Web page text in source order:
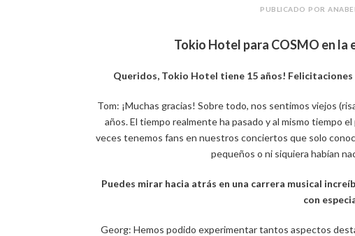
PUBLICADO POR
Tokio Hotel para COSMO en
Queridos, Tokio Hotel tiene 15 años!
Tom: ¡Muchas gracias! Sobre todo, nos sentimos viejos
años. El tiempo realmente ha pasado y al mismo tiempo
veces tenemos fans en nuestros conciertos que solo
pequeños o ni siquiera habían
Puedes mirar hacia atrás en una carrera musical
con
Georg: Hemos podido experimentar tantos aspectos